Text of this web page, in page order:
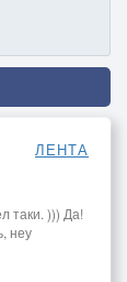
ЛЕНТА
таки. ))) Да!
неу